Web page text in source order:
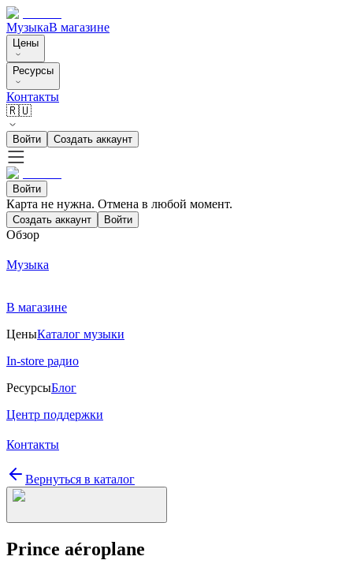
МузыкаВ магазине
Цены
Ресурсы
Контакты
🇷🇺
Войти Создать аккаунт
Войти
Карта не нужна. Отмена в любой момент.
Создать аккаунт Войти
Обзор
Музыка
В магазине
ЦеныКаталог музыки
In-store радио
РесурсыБлог
Центр поддержки
Контакты
Вернуться в каталог
Prince aéroplane